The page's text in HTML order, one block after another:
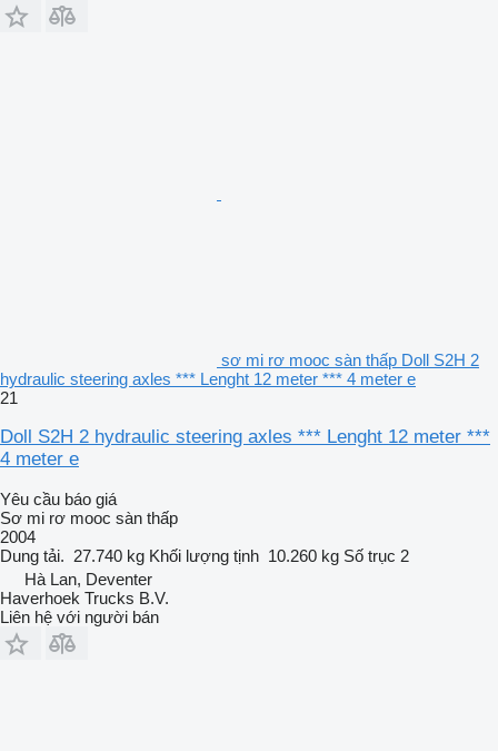
sơ mi rơ mooc sàn thấp Doll S2H 2
hydraulic steering axles *** Lenght 12 meter *** 4 meter e
21
Doll S2H 2 hydraulic steering axles *** Lenght 12 meter ***
4 meter e
Yêu cầu báo giá
Sơ mi rơ mooc sàn thấp
2004
Dung tải. 27.740 kg Khối lượng tịnh 10.260 kg Số trục 2
Hà Lan, Deventer
Haverhoek Trucks B.V.
Liên hệ với người bán